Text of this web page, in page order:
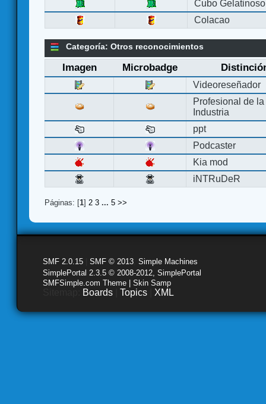
Cubo Gelatinoso
Colacao
Categoría: Otros reconocimientos
Imagen Microbadge
Videoreseñador
Profesional de la
Industria
ppt
Podcaster
Kia mod
iNTRuDeR
Páginas: [1] 2 3 ... 5 >>
SMF 2.0.15 SMF © 2013 Simple Machines
SimplePortal 2.3.5 © 2008-2012, SimplePortal
SMFSimple.com Theme | Skin Samp
Boards Topics XML